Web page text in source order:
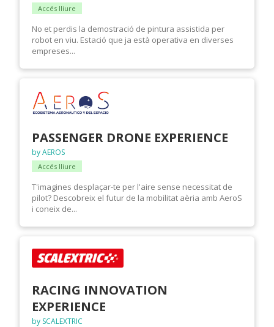
Accés lliure
No et perdis la demostració de pintura assistida per
robot en viu. Estació que ja està operativa en diverses
empreses...
PASSENGER DRONE EXPERIENCE
by AEROS
Accés lliure
T'imagines desplaçar-te per l'aire sense necessitat de
pilot? Descobreix el futur de la mobilitat aèria amb AeroS
i coneix de...
RACING INNOVATION
EXPERIENCE
by SCALEXTRIC